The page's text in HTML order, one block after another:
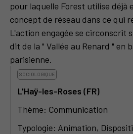
pour laquelle Forest utilise déjà
concept de réseau dans ce qui
L'action engagée se circonscrit
dit de la " Vallée au Renard " en
parisienne.
SOCIOLOGIQUE
L'Haÿ-les-Roses (FR)
Thème: Communication
Typologie: Animation,